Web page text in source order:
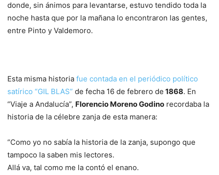
donde, sin ánimos para levantarse, estuvo tendido toda la
noche hasta que por la mañana lo encontraron las gentes,
entre Pinto y Valdemoro.
Esta misma historia fue contada en el periódico político
satírico “GIL BLAS” de fecha 16 de febrero de 1868. En
“Viaje a Andalucía”, Florencio Moreno Godino recordaba la
historia de la célebre zanja de esta manera:
“Como yo no sabía la historia de la zanja, supongo que
tampoco la saben mis lectores.
Allá va, tal como me la contó el enano.